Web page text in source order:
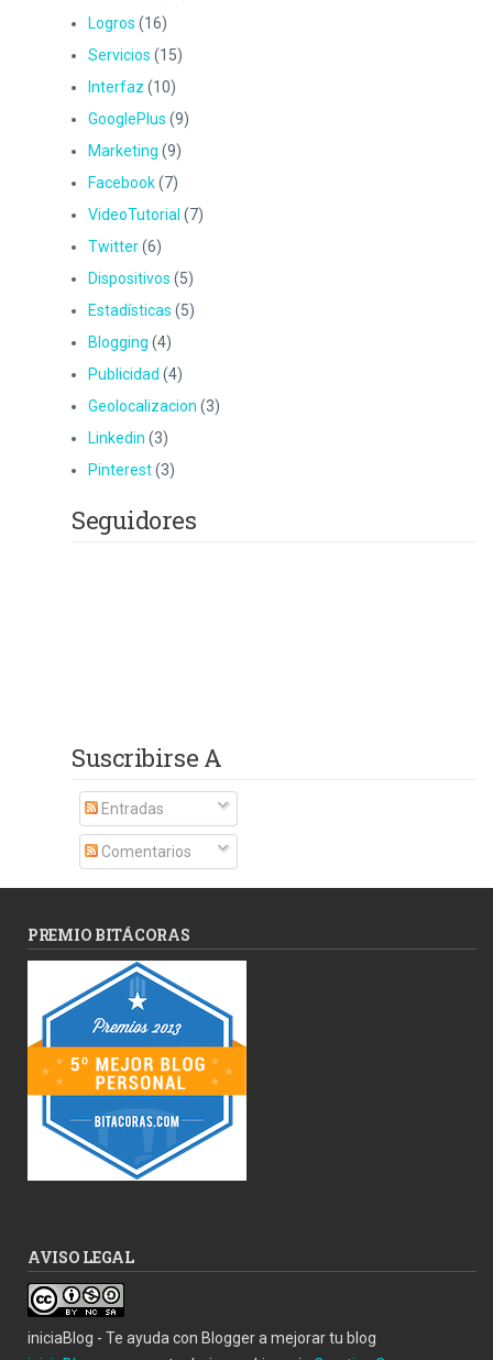
Logros (16)
Servicios (15)
Interfaz (10)
GooglePlus (9)
Marketing (9)
Facebook(7)
VideoTutorial (7)
Twitter(6)
Dispositivos (5)
Estadísticas (5)
Blogging (4)
Publicidad (4)
Geolocalizacion (3)
Linkedin (3)
Pinterest(3)
Seguidores
Suscribirse A
Entradas
Comentarios
PREMIO BITÁCORAS
AVISO LEGAL
iniciaBlog - Te ayuda con Blogger a mejorar tu blog